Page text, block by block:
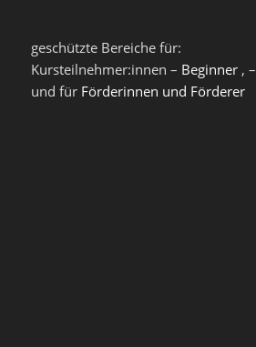
geschützte Bereiche für:
Kursteilnehmer:innen – Beginner, –
und für Förderinnen und Förderer